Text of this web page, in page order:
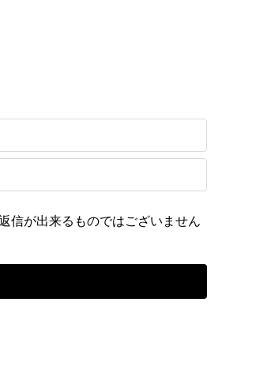
信が出来るものではございません